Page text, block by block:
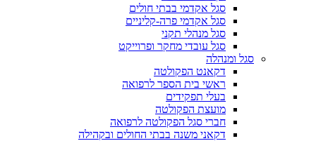
סגל אקדמי בבתי חולים
סגל אקדמי פרה-קליניים
סגל מנהלי תקני
סגל עובדי מחקר ופרוייקט
סגל ומנהלה
דקאנט הפקולטה
ראשי בית הספר לרפואה
בעלי תפקידים
מועצת הפקולטה
חברי סגל הפקולטה לרפואה
דקאני משנה בבתי החולים ובקהילה